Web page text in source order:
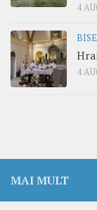
4
4
MAI MULT